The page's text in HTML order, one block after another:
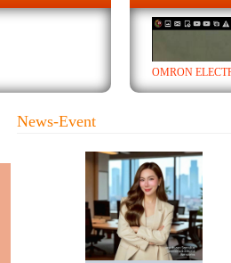
OMRON
News-Event